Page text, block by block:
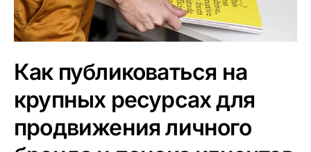
Как публиковаться на
крупных ресурсах для
продвижения личного